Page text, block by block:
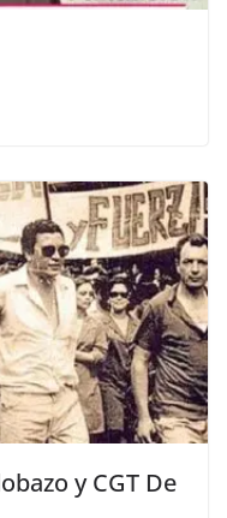
y CGT De